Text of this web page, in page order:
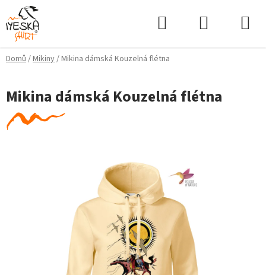
Přejít
na
obsah
Domů/Mikiny/Mikina dámská Kouzelná flétna
Mikina dámská Kouzelná flétna